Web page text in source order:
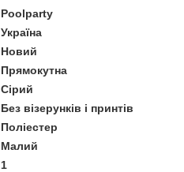
Poolparty
Україна
Новий
Прямокутна
Сірий
Без візерунків і принтів
Поліестер
Малий
1